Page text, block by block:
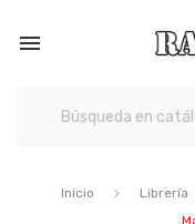

Inicio Librería